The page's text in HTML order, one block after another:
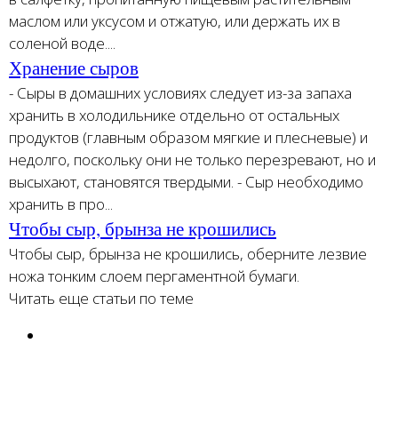
маслом или уксусом и отжатую, или держать их в
соленой воде....
Хранение сыров
- Сыры в домашних условиях следует из-за запаха
хранить в холодильнике отдельно от остальных
продуктов (главным образом мягкие и плесневые) и
недолго, поскольку они не только перезревают, но и
высыхают, становятся твердыми. - Сыр необходимо
хранить в про...
Чтобы сыр, брынза не крошились
Чтобы сыр, брынза не крошились, оберните лезвие
ножа тонким слоем пергаментной бумаги.
Читать еще статьи по теме